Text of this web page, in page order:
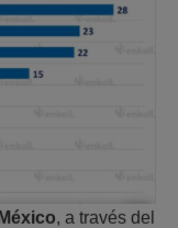
México, a través del